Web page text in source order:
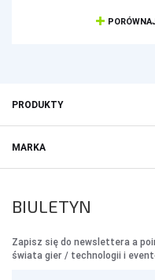
PRODUKTY
MARKA
BIULETYN
Zapisz się do newslettera a
świata gier / technologii i